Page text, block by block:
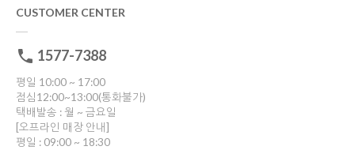
CUSTOMER CENTER
1577-7388
평일 10:00 ~ 17:00
점심12:00~13:00(통화불가)
택배발송 : 월 ~ 금요일
[오프라인 매장 안내]
평일 : 09:00 ~ 18:30